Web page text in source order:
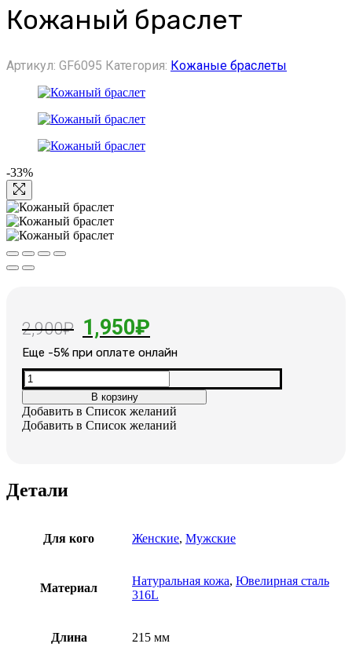
Кожаный браслет
Артикул: GF6095 Категория: Кожаные браслеты
-33%
2,900₽ Первоначальная
цена
составляла
2,900₽.
1,950₽
цена:
1,950₽.
Еще -5% при оплате онлайн
Количество
товара
Кожаный
браслет
В корзину
Добавить в Список желаний
Добавить в Список желаний
Детали
Для кого Женские, Мужские
Материал
Натуральная кожа, Ювелирная сталь
316L
Длина 215 мм